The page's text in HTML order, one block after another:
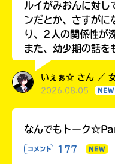
ルイがみおんに対し
ンだとか、さすがに
り、2人の関係性が
また、幼少期の話を
いぇぁ☆ さん ／
2026.08.05 NEW
なんでもトーク
コメント 177 NEW